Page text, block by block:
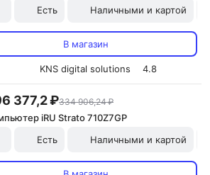
Есть
Наличными и картой
В магазин
KNS digital solutions 4.8
377,2 ₽334 906,24 ₽
iRU Strato 710Z7GP
Есть
Наличными и картой